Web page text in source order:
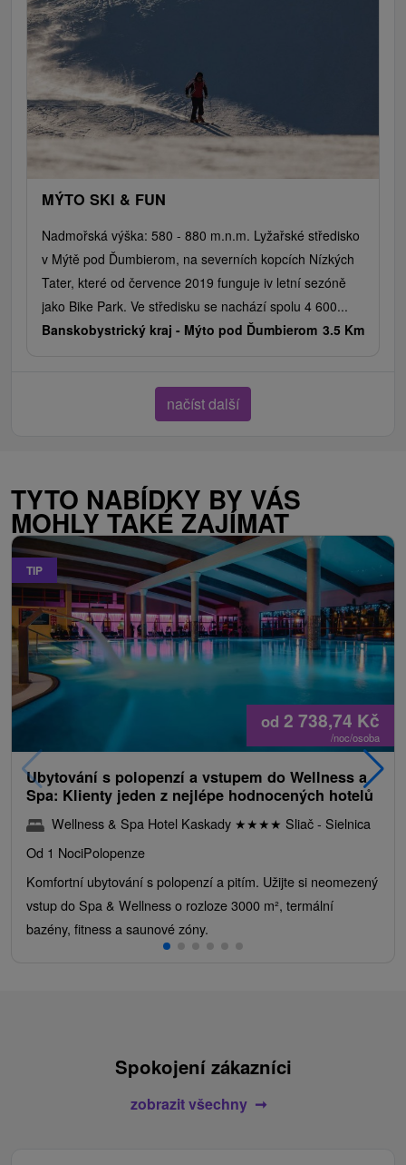
MÝTO SKI & FUN
Nadmořská výška: 580 - 880 m.n.m. Lyžařské středisko
v Mýtě pod Ďumbierom, na severních kopcích Nízkých
Tater, které od července 2019 funguje iv letní sezóně
jako Bike Park. Ve středisku se nachází spolu 4 600...
Banskobystrický kraj - Mýto pod Ďumbierom 3.5 Km
načíst další
TYTO NABÍDKY BY VÁS
MOHLY TAKÉ ZAJÍMAT
TIP
od 2 738,74 Kč
/noc/osoba
Ubytování s polopenzí a vstupem do Wellness a
Spa: Klienty jeden z nejlépe hodnocených hotelů
Wellness & Spa Hotel Kaskady ★★★★ Sliač - Sielnica
Od 1 NociPolopenze
Komfortní ubytování s polopenzí a pitím. Užijte si neomezený
vstup do Spa & Wellness o rozloze 3000 m², termální
bazény, fitness a saunové zóny.
Spokojení zákazníci
zobrazit všechny